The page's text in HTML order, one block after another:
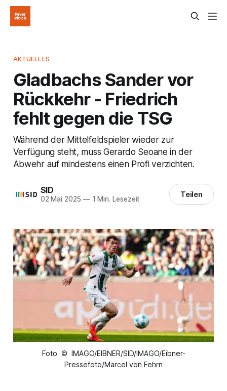
AKTUELLES
Gladbachs Sander vor
Rückkehr - Friedrich
fehlt gegen die TSG
Während der Mittelfeldspieler wieder zur
Verfügung steht, muss Gerardo Seoane in der
Abwehr auf mindestens einen Profi verzichten.
SID
02 Mai 2025 —1 Min. Lesezeit Teilen
Foto © IMAGO/EIBNER/SID/IMAGO/Eibner-
Pressefoto/Marcel von Fehrn